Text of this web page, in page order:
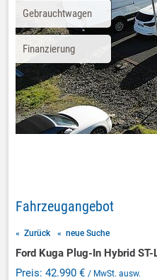
Gebrauchtwagen
Finanzierung
Fahrzeugangebot
« Zurück « neue Suche
Ford Kuga Plug-In Hybrid ST-
Preis: 42.990 € / MwSt. ausw.